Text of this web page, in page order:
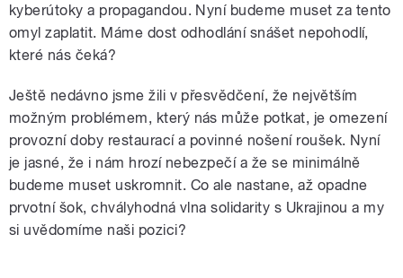
kyberútoky a propagandou. Nyní budeme muset za tento
omyl zaplatit. Máme dost odhodlání snášet nepohodlí,
které nás čeká?
Ještě nedávno jsme žili v přesvědčení, že největším
možným problémem, který nás může potkat, je omezení
provozní doby restaurací a povinné nošení roušek. Nyní
je jasné, že i nám hrozí nebezpečí a že se minimálně
budeme muset uskromnit. Co ale nastane, až opadne
prvotní šok, chvályhodná vlna solidarity s Ukrajinou a my
si uvědomíme naši pozici?